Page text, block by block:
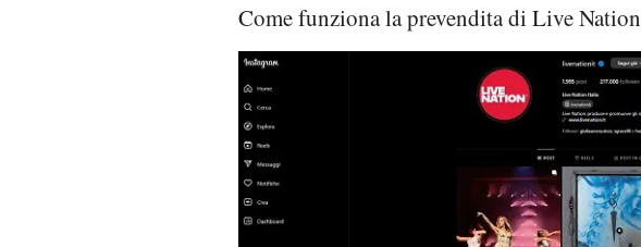
Come funziona la prevendita di Live Nation